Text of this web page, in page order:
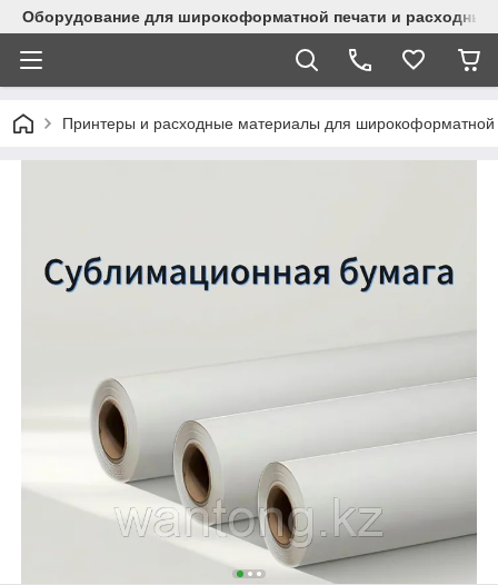
Оборудование для широкоформатной печати и
Принтеры и расходные материалы для широкоформатной